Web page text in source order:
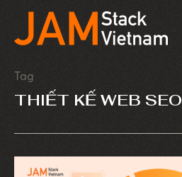
Tag
THIẾT KẾ WEB SEO